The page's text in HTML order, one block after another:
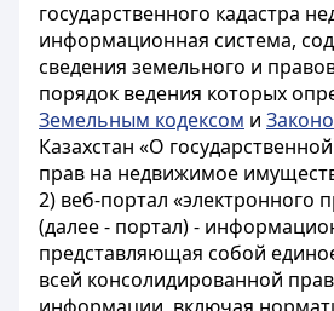
государственного кадастра
информационная система,
сведения земельного и
порядок ведения которых
Земельным кодексом и
Казахстан «О
прав на недвижимое
2) веб-портал «электронного
(далее - портал) -
представляющая собой
всей консолидированной